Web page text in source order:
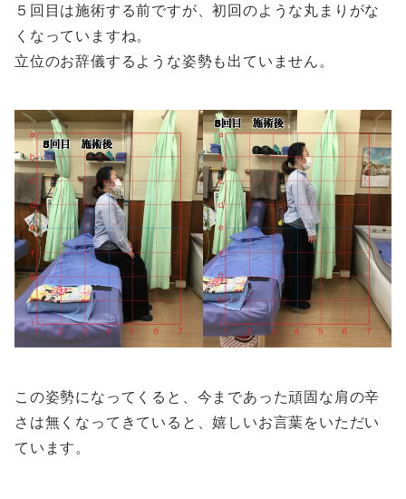
５回目は施術する前ですが、初回のような丸まりがな
くなっていますね。
立位のお辞儀するような姿勢も出ていません。
この姿勢になってくると、今まであった頑固な肩の辛
さは無くなってきていると、嬉しいお言葉をいただい
ています。